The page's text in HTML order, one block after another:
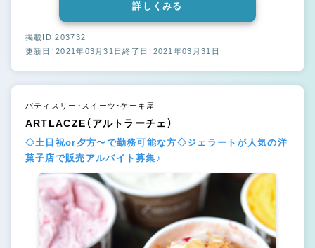
詳しくみる
掲載ID 203732
更新日：2021年03月31日終了日：2021年03月31日
パティスリー・スイーツ・ケーキ屋
ARTLACZE（アルトラーチェ）
◇土日祝or夕方〜で勤務可能な方◇ジェラートが人気の洋
菓子店で販売アルバイト募集♪